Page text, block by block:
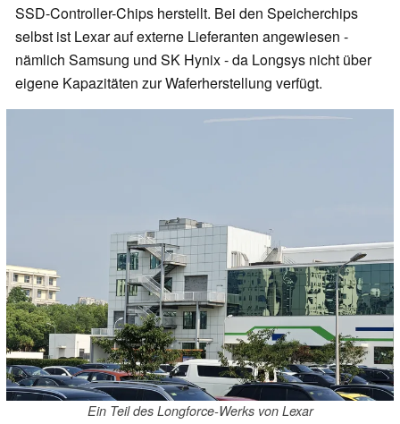
SSD-Controller-Chips herstellt. Bei den Speicherchips
selbst ist Lexar auf externe Lieferanten angewiesen -
nämlich Samsung und SK Hynix - da Longsys nicht über
eigene Kapazitäten zur Waferherstellung verfügt.
Ein Teil des Longforce-Werks von Lexar